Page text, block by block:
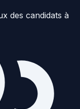
des candidats à